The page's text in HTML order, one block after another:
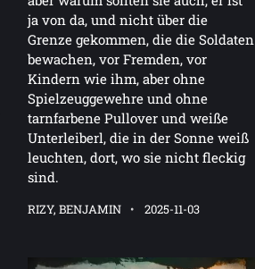
ja von da, und nicht über die
Grenze gekommen, die die Soldaten
bewachen, vor Fremden, vor
Kindern wie ihm, aber ohne
Spielzeuggewehre und ohne
tarnfarbene Pullover und weiße
Unterleiberl, die in der Sonne weiß
leuchten, dort, wo sie nicht fleckig
sind.
RIZY, BENJAMIN 2025-11-03